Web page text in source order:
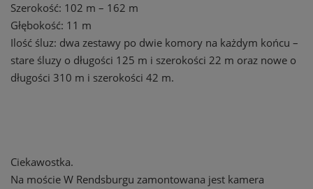
Szerokość: 102 m – 162 m
Głębokość: 11 m
Ilość śluz: dwa zestawy po dwie komory na każdym końcu –
stare śluzy o długości 125 m i szerokości 22 m oraz nowe o
długości 310 m i szerokości 42 m.
Ciekawostka.
Na moście W Rendsburgu zamontowana jest kamera